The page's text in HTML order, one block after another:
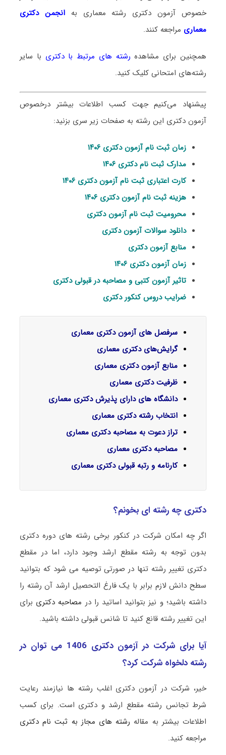
خصوص آزمون دکتری رشته معماری بهانجمن دکتری
معماری مراجعه کنند.
همچنین برای مشاهده رشته های مرتبط با دکتری با سایر
رشته‌های امتحانی کلیک کنید.
پیشنهاد می‌کنیم جهت کسب اطلاعات بیشتر درخصوص
آزمون دکتری این رشته به صفحات زیر سری بزنید:
زمان ثبت نام آزمون دکتری ۱۴۰۶
مدارک ثبت نام دکتری ۱۴۰۶
کارت اعتباری ثبت نام آزمون دکتری ۱۴۰۶
هزینه ثبت نام آزمون دکتری ۱۴۰۶
محرومیت ثبت نام آزمون دکتری
دانلود سوالات آزمون دکتری
منابع آزمون دکتری
زمان آزمون دکتری ۱۴۰۶
تاثیر آزمون کتبی و مصاحبه در قبولی دکتری
ضرایب دروس کنکور دکتری
سرفصل‌ های آزمون دکتری معماری
گرایش‌های دکتری معماری
منابع آزمون دکتری معماری
ظرفیت دکتری معماری
دانشگاه های دارای پذیرش دکتری معماری
انتخاب رشته دکتری معماری
تراز دعوت به مصاحبه دکتری معماری
مصاحبه دکتری معماری
کارنامه و رتبه قبولی دکتری معماری
دکتری چه رشته ای بخونم؟
اگر چه امکان شرکت در کنکور برخی رشته های دوره دکتری
بدون توجه به رشته مقطع ارشد وجود دارد، اما در مقطع
دکتری تغییر رشته تنها در صورتی توصیه می شود که بتوانید
سطح دانش لازم برابر با یک فارغ التحصیل ارشد آن رشته را
داشته باشید؛ و نیز بتوانید اساتید را در مصاحبه دکتری برای
این تغییر رشته قانع کنید تا شانس قبولی داشته باشید.
آیا برای شرکت در آزمون دکتری 1406 می توان در
رشته دلخواه شرکت کرد؟
خیر، شرکت در آزمون دکتری اغلب رشته ها نیازمند رعایت
شرط تجانس رشته مقطع ارشد و دکتری است. برای کسب
اطلاعات بیشتر به مقاله رشته های مجاز به ثبت نام دکتری
مراجعه کنید.